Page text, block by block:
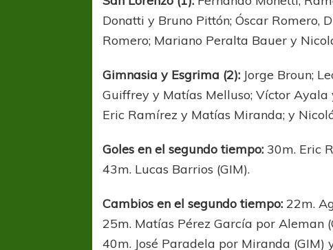
Donatti y Bruno Pittón; Óscar Romero,
Romero; Mariano Peralta Bauer y
Gimnasia y Esgrima (2): Jorge Broun;
Guiffrey y Matías Melluso; Víctor
Eric Ramírez y Matías Miranda; y
Goles en el segundo tiempo: 30m. Eric
43m. Lucas Barrios (GIM).
Cambios en el segundo tiempo:22m.
25m. Matías Pérez García por Aleman
40m. José Paradela por Miranda (GIM)